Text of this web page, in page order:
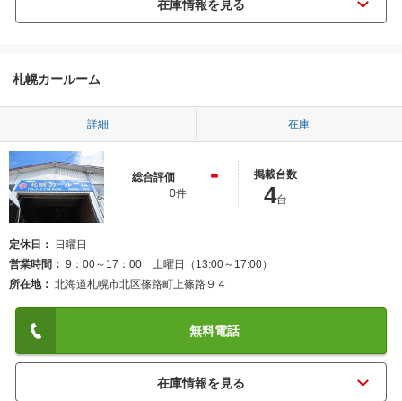
札幌カールーム
詳細 在庫
総合評価 -
0件
掲載台数
4台
定休日
日曜日
営業時間
9：00～17：00 土曜日（13:00～17:00）
所在地
北海道札幌市北区篠路町上篠路９４
無料電話